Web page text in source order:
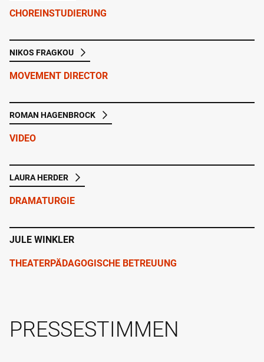
CHOREINSTUDIERUNG
NIKOS FRAGKOU
MOVEMENT DIRECTOR
ROMAN HAGENBROCK
VIDEO
LAURA HERDER
DRAMATURGIE
JULE WINKLER
THEATERPÄDAGOGISCHE BETREUUNG
PRESSESTIMMEN